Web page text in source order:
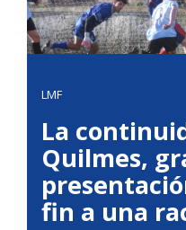
LMF
La
Quilmes,
fin a una